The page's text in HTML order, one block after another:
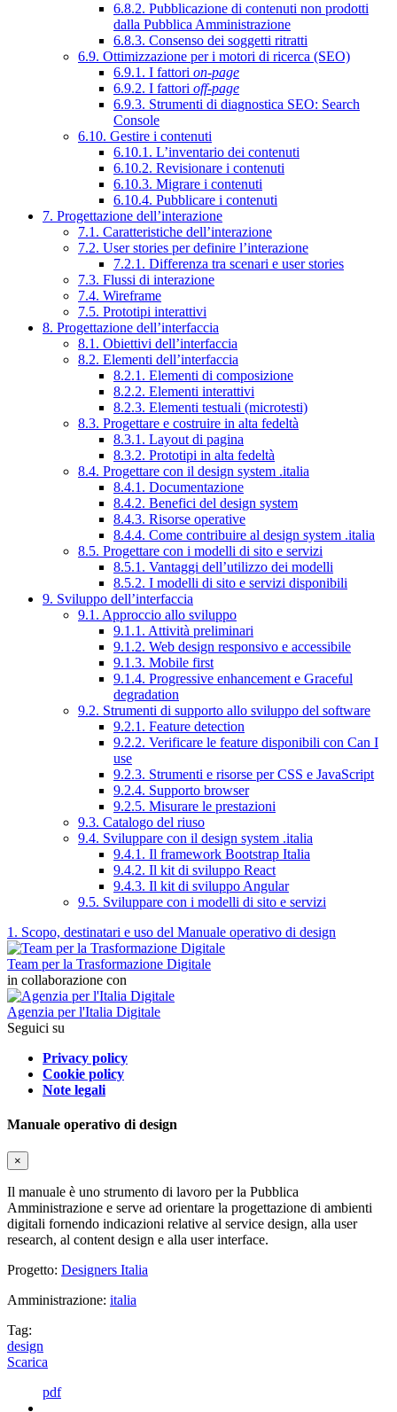
6.8.2. Pubblicazione di contenuti non prodotti
dalla Pubblica Amministrazione
6.8.3. Consenso dei soggetti ritratti
6.9. Ottimizzazione per i motori di ricerca (SEO)
6.9.1. I fattori on-page
6.9.2. I fattori off-page
6.9.3. Strumenti di diagnostica SEO: Search
Console
6.10. Gestire i contenuti
6.10.1. L’inventario dei contenuti
6.10.2. Revisionare i contenuti
6.10.3. Migrare i contenuti
6.10.4. Pubblicare i contenuti
7. Progettazione dell’interazione
7.1. Caratteristiche dell’interazione
7.2. User stories per definire l’interazione
7.2.1. Differenza tra scenari e user stories
7.3. Flussi di interazione
7.4. Wireframe
7.5. Prototipi interattivi
8. Progettazione dell’interfaccia
8.1. Obiettivi dell’interfaccia
8.2. Elementi dell’interfaccia
8.2.1. Elementi di composizione
8.2.2. Elementi interattivi
8.2.3. Elementi testuali (microtesti)
8.3. Progettare e costruire in alta fedeltà
8.3.1. Layout di pagina
8.3.2. Prototipi in alta fedeltà
8.4. Progettare con il design system .italia
8.4.1. Documentazione
8.4.2. Benefici del design system
8.4.3. Risorse operative
8.4.4. Come contribuire al design system .italia
8.5. Progettare con i modelli di sito e servizi
8.5.1. Vantaggi dell’utilizzo dei modelli
8.5.2. I modelli di sito e servizi disponibili
9. Sviluppo dell’interfaccia
9.1. Approccio allo sviluppo
9.1.1. Attività preliminari
9.1.2. Web design responsivo e accessibile
9.1.3. Mobile first
9.1.4. Progressive enhancement e Graceful
degradation
9.2. Strumenti di supporto allo sviluppo del software
9.2.1. Feature detection
9.2.2. Verificare le feature disponibili con Can I
use
9.2.3. Strumenti e risorse per CSS e JavaScript
9.2.4. Supporto browser
9.2.5. Misurare le prestazioni
9.3. Catalogo del riuso
9.4. Sviluppare con il design system .italia
9.4.1. Il framework Bootstrap Italia
9.4.2. Il kit di sviluppo React
9.4.3. Il kit di sviluppo Angular
9.5. Sviluppare con i modelli di sito e servizi
1. Scopo, destinatari e uso del Manuale operativo di design
Team per la Trasformazione Digitale
in collaborazione con
Agenzia per l'Italia Digitale
Seguici su
Privacy policy
Cookie policy
Note legali
Manuale operativo di design
×
Il manuale è uno strumento di lavoro per la Pubblica
Amministrazione e serve ad orientare la progettazione di ambienti
digitali fornendo indicazioni relative al service design, alla user
research, al content design e alla user interface.
Progetto: Designers Italia
Amministrazione: italia
Tag:
design
Scarica
pdf